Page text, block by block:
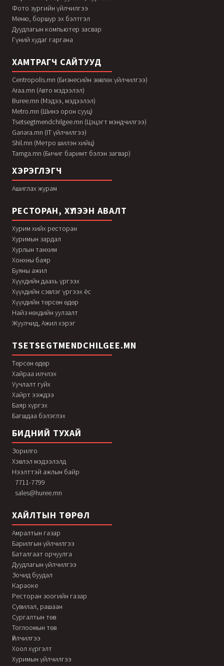
Фото зургийн үйлчилгээ
Меню, боршур эх бэлтгэл
Дуудлагын компьютер засвар
Гүний худаг гаргана
ХАМТРАГЧ САЙТУУД
Centropolis.mn (Бизнесийн зөвлөх үйлчилгээ)
Araa.mn (Авто мэдээлэл)
Buree.mn (Мэдээ, мэдээлэл)
Metro.mn (Шинэ орон сууц)
Tsetsegtmendchilgee.mn (Цэцэгт мэндчилгээ)
Ganara.mn (IT үйлчилгээ)
Shil.mn (Метро шилэн хийц)
Tamga.mn (Бичиг баримт бэлэн загвар)
ХЭРЭГЛЭГЧ
Ашиглах журам
РЕСТОРАН, ХҮЛЭЭН АВАЛТ
Хурим хийх ресторан
Хуримын зардал
Хурлын танхим
Хонхны баяр
Буяны ажил
Хүүхдийн даахь үргээх
Хүүхдийн сэвлэг үргээх ёс
Хүүхдийн төрсөн өдөр
Найз нөхдийн уулзалт
Жуулчид, Ажил хэрэг
TSETSEGTMENDCHILGEE.MN
Төрсөн өдөр
Хайраа илчлэх
Уучлалт гуйх
Хайрт ээждээ
Баяр хүргэх
Багшдаа бэлэглэх
БИДНИЙ ТУХАЙ
Зорилго
Хэвлэл мэдээлэлд
Нээлттэй ажлын байр
7711-7799
sales@huree.mn
ХАЙЛТЫН ТӨРӨЛ
Амралтын газар
Барилгын үйлчилгээ
Баталгаат орчуулга
Дуудлагын үйлчилгээ
Зочид буудал
Караоке
Ресторан зоогийн газар
Сувилал, рашаан
Сургалтын төв
Тоглоомын төв
Үйлчилгээ
Хоол хүргэлт
Хуримын үйлчилгээ